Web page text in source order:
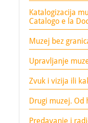
Katalogizacija
Catalogo e la
Muzej bez
Upravljanje
Zvuk i vizija ili
Drugi muzej. Od
Predavanje i